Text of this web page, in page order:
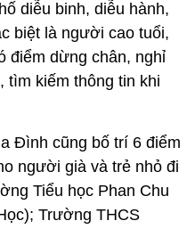
diễu binh, diễu hành,
biệt là người cao tuổi,
điểm dừng chân, nghỉ
tìm kiếm thông tin khi
Đình cũng bố trí 6 điểm
người già và trẻ nhỏ đi
Tiểu học Phan Chu
Trường THCS